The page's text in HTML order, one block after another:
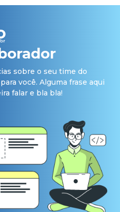
sobre o seu time do
você. Alguma frase aqui
falar e bla bla!